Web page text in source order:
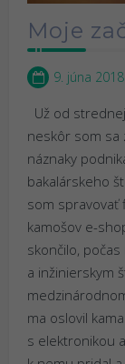
Moje
9. júna 2018
Už od
neskôr som sa
náznaky
bakalárskeho
som spravovať
kamošov e-
skončilo,
a inžinierskym
ma oslovil
s elektronikou